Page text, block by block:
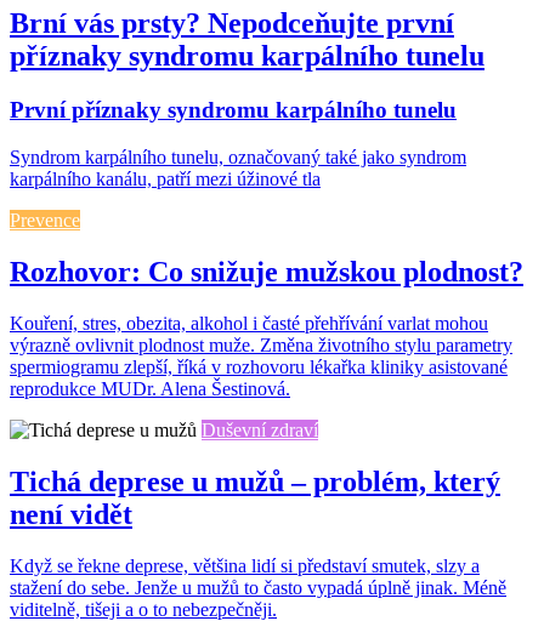
Brní vás prsty? Nepodceňujte první
příznaky syndromu karpálního tunelu
První příznaky syndromu karpálního tunelu
Syndrom karpálního tunelu, označovaný také jako syndrom
karpálního kanálu, patří mezi úžinové tla
Prevence
Rozhovor: Co snižuje mužskou plodnost?
Kouření, stres, obezita, alkohol i časté přehřívání varlat mohou
výrazně ovlivnit plodnost muže. Změna životního stylu parametry
spermiogramu zlepší, říká v rozhovoru lékařka kliniky asistované
reprodukce MUDr. Alena Šestinová.
Duševní zdraví
Tichá deprese u mužů – problém, který
není vidět
Když se řekne deprese, většina lidí si představí smutek, slzy a
stažení do sebe. Jenže u mužů to často vypadá úplně jinak. Méně
viditelně, tišeji a o to nebezpečněji.